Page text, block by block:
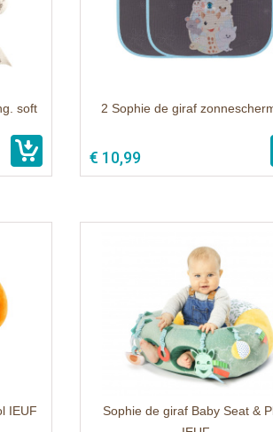
soft 2 Sophie de giraf
€ 10,99
IEUF
Sophie de giraf Baby Seat &